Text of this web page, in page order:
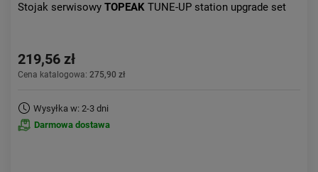
Stojak serwisowy TOPEAK TUNE-UP station upgrade set
219,56 zł
Cena katalogowa: 275,90 zł
Wysyłka w: 2-3 dni
Darmowa dostawa